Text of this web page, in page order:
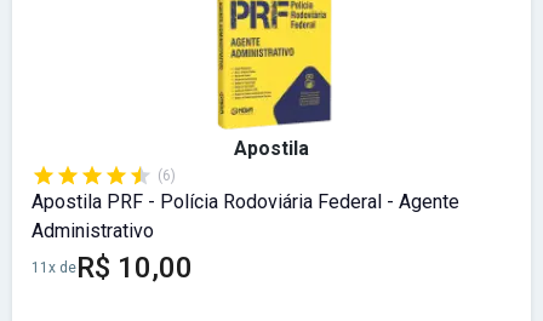
Apostila
(6)
Apostila PRF - Polícia Rodoviária Federal - Agente
Administrativo
11x deR$ 10,00